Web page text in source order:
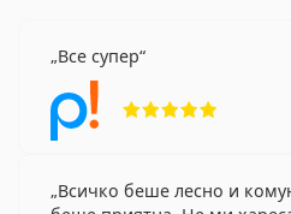
Все супер
Всичко беше лесно и